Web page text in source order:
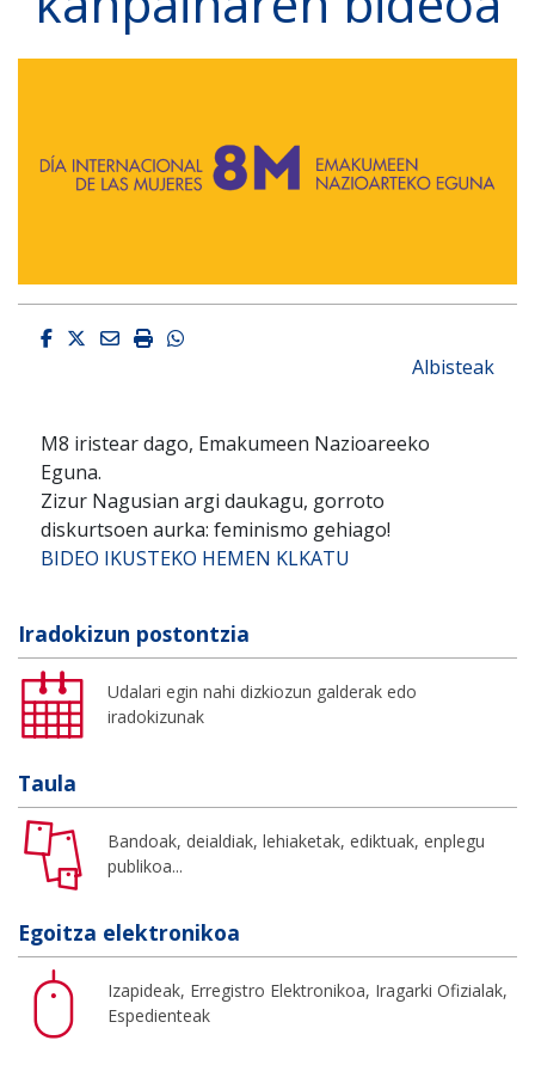
Facebook
Twitter
EmailImprimirWhatsapp
Albisteak
M8 iristear dago, Emakumeen Nazioareeko
Eguna.
Zizur Nagusian argi daukagu, gorroto
diskurtsoen aurka: feminismo gehiago!
BIDEO IKUSTEKO HEMEN KLKATU
Iradokizun postontzia
Udalari egin nahi dizkiozun galderak edo
iradokizunak
Taula
Bandoak, deialdiak, lehiaketak, ediktuak, enplegu
publikoa...
Egoitza elektronikoa
Izapideak, Erregistro Elektronikoa, Iragarki Ofizialak,
Espedienteak